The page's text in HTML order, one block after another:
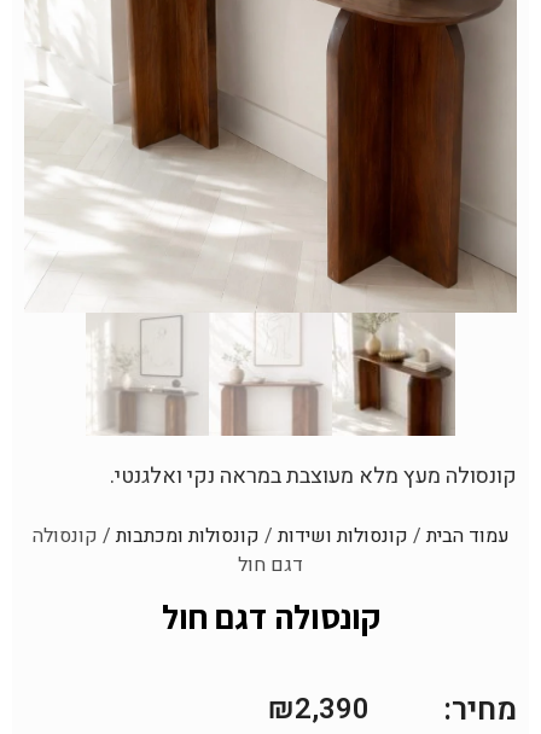
קונסולה מעץ מלא מעוצבת במראה נקי ואלגנטי.
עמוד הבית/ קונסולות ושידות/ קונסולות ומכתבות/ קונסולה
דגם חול
קונסולה דגם חול
מחיר: ₪2,390